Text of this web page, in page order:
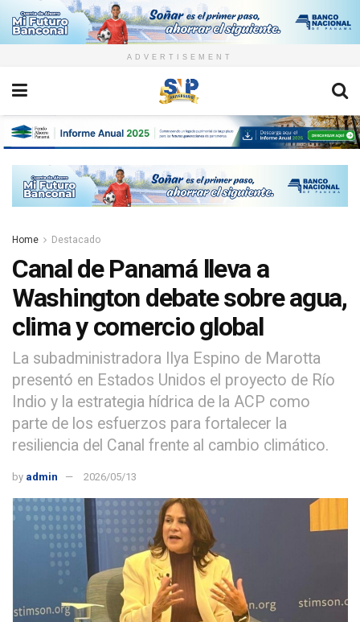
ADVERTISEMENT
Home Destacado
Canal de Panamá lleva a
Washington debate sobre agua,
clima y comercio global
La subadministradora Ilya Espino de Marotta
presentó en Estados Unidos el proyecto de Río
Indio y la estrategia hídrica de la ACP como
parte de los esfuerzos para fortalecer la
resiliencia del Canal frente al cambio climático.
by admin 2026/05/13